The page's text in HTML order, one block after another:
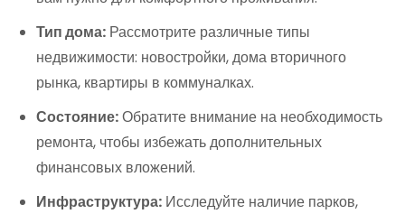
Тип дома: Рассмотрите различные типы
недвижимости: новостройки, дома вторичного
рынка, квартиры в коммуналках.
Состояние:Обратите внимание на необходимость
ремонта, чтобы избежать дополнительных
финансовых вложений.
Инфраструктура: Исследуйте наличие парков,